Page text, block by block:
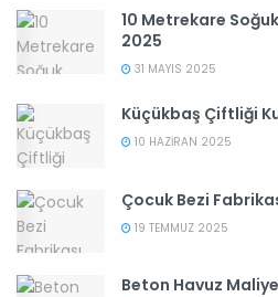
10 Metrekare
2025
31 MAYIS 2025
Küçükbaş Çiftliği
10 HAZIRAN 2025
Çocuk Bezi
19 TEMMUZ 2025
Beton Havuz